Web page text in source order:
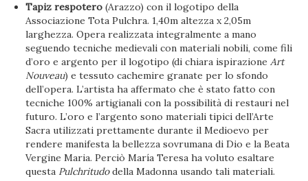
Tapiz respotero (Arazzo) con il logotipo della
Associazione Tota Pulchra. 1,40m altezza x 2,05m
larghezza. Opera realizzata integralmente a mano
seguendo tecniche medievali con materiali nobili, come fili
d’oro e argento per il logotipo (di chiara ispirazioneArt
Nouveau) e tessuto cachemire granate per lo sfondo
dell’opera. L’artista ha affermato che è stato fatto con
tecniche 100% artigianali con la possibilità di restauri nel
futuro. L’oro e l’argento sono materiali tipici dell’Arte
Sacra utilizzati prettamente durante il Medioevo per
rendere manifesta la bellezza sovrumana di Dio e la Beata
Vergine Maria. Perciò María Teresa ha voluto esaltare
questa Pulchritudodella Madonna usando tali materiali.